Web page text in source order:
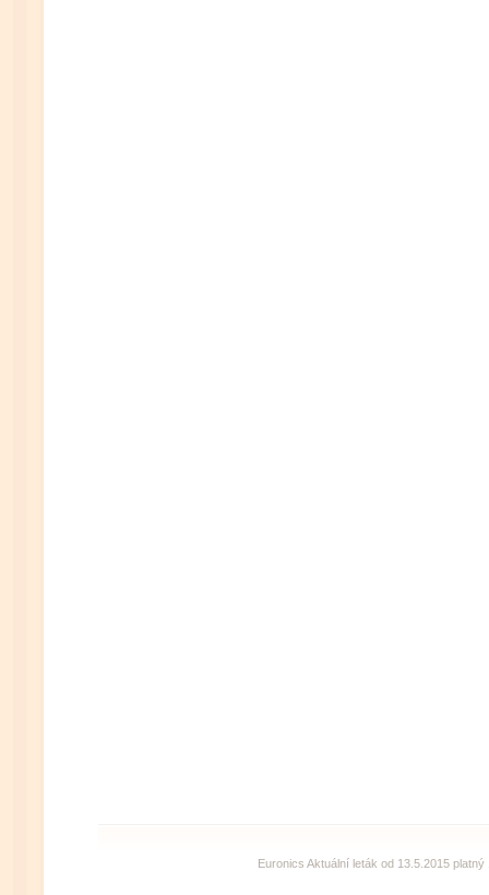
Euronics Aktuální leták od 13.5.2015